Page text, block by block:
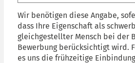
Wir benötigen diese Angabe,
dass Ihre Eigenschaft als
gleichgestellter Mensch bei der
Bewerbung berücksichtigt wird.
es uns die frühzeitige